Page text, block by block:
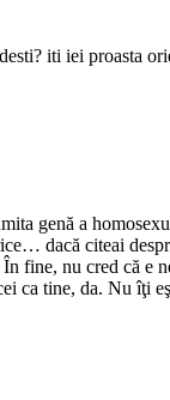
iti iei proasta
genă a
dacă citeai
fine, nu cred că e
ca tine, da. Nu îţi